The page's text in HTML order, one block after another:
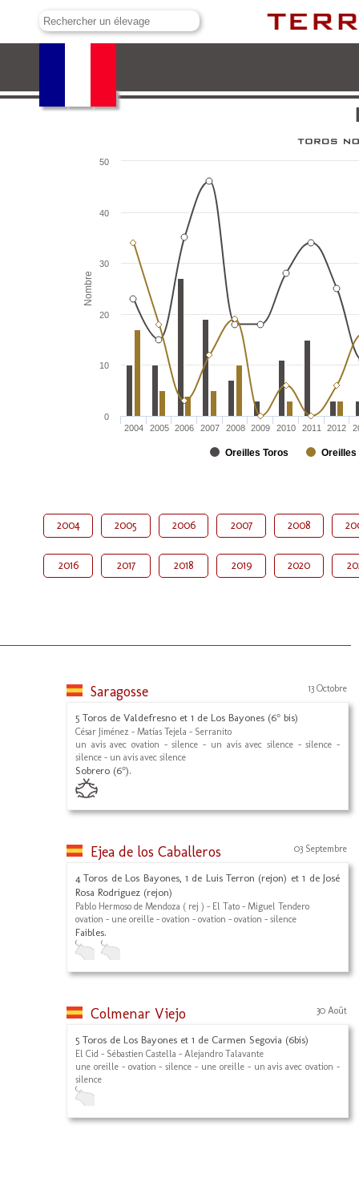
Nombre
Oreilles Toros Oreilles
2004 2005 2006 2007 2008 2009 2010 2011 2012
0
10
20
30
40
50
2004 2005 2006 2007 2008
2016 2017 2018 2019 2020
Saragosse 13 Octobre
5 Toros de Valdefresno et 1 de Los Bayones (6° bis)
César Jiménez - Matías Tejela - Serranito
un avis avec ovation - silence - un avis avec silence - silence -
silence - un avis avec silence
Sobrero (6°).
Ejea de los Caballeros 03 Septembre
4 Toros de Los Bayones, 1 de Luis Terron (rejon) et 1 de José
Rosa Rodriguez (rejon)
Pablo Hermoso de Mendoza ( rej ) - El Tato - Miguel Tendero
ovation - une oreille - ovation - ovation - ovation - silence
Faibles.
Colmenar Viejo 30 Août
5 Toros de Los Bayones et 1 de Carmen Segovia (6bis)
El Cid - Sébastien Castella - Alejandro Talavante
une oreille - ovation - silence - une oreille - un avis avec ovation -
silence